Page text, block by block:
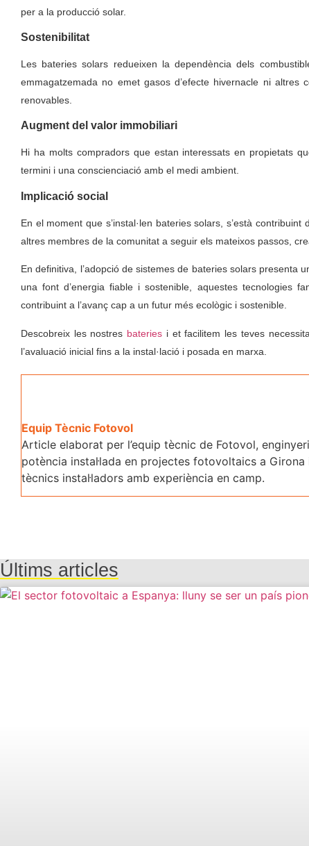
per a la producció solar.
Sostenibilitat
Les bateries solars redueixen la dependència dels
emmagatzemada no emet gasos d’efecte hivernacle ni
renovables.
Augment del valor immobiliari
Hi ha molts compradors que estan interessats en propietats
termini i una conscienciació amb el medi ambient.
Implicació social
En el moment que s’instal·len bateries solars, s’està
altres membres de la comunitat a seguir els mateixos passos,
En definitiva, l’adopció de sistemes de bateries solars presenta
una font d’energia fiable i sostenible, aquestes tecnologies
contribuint a l’avanç cap a un futur més ecològic i sostenible.
Descobreix les nostres bateries i et facilitem les teves
l’avaluació inicial fins a la instal·lació i posada en marxa.
Equip Tècnic Fotovol
Article elaborat per l’equip tècnic de Fotovol,
potència instal·lada en projectes fotovoltaics a
tècnics instal·ladors amb experiència en camp.
Últims articles